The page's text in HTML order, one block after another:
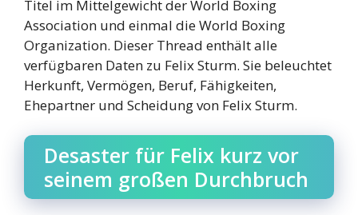
Titel im Mittelgewicht der World Boxing
Association und einmal die World Boxing
Organization. Dieser Thread enthält alle
verfügbaren Daten zu Felix Sturm. Sie beleuchtet
Herkunft, Vermögen, Beruf, Fähigkeiten,
Ehepartner und Scheidung von Felix Sturm.
Desaster für Felix kurz vor
seinem großen Durchbruch